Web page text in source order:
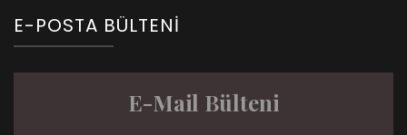
E-POSTA BÜLTENI
E-Mail Bülteni